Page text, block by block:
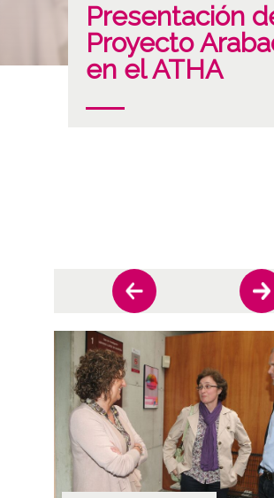
Presentación
Proyecto
en el ATHA